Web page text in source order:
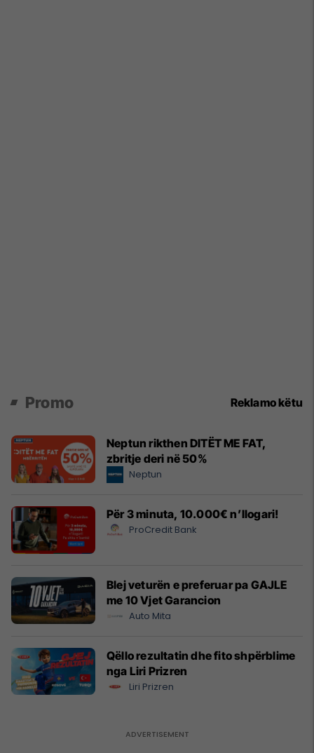
Promo Reklamo këtu
Neptun rikthen DITËT ME FAT,
zbritje deri në 50%
Neptun
Për 3 minuta, 10.000€ n’llogari!
ProCredit Bank
Blej veturën e preferuar pa GAJLE
me 10 Vjet Garancion
Auto Mita
Qëllo rezultatin dhe fito shpërblime
nga Liri Prizren
Liri Prizren